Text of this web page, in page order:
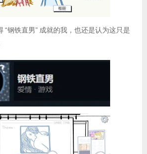
“钢铁直男” 成就的我，也还是认为这只是